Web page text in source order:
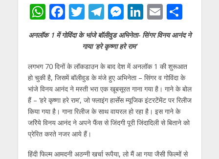
W
h
at
s
A
p
p
F
ac
e
b
o
o
k
T
w
itt
T
el
e
gr
a
m
M
e
ss
e
n
g
er
Li
n
k
e
dI
n
E
m
ai
l
S
h
ar
अनलॉक 1 में गोविंदा के भांजे बॉलीवुड अभिनेता- सिंगर विनय आनंद ने
गाया‘हरे कृष्‍णा हरे राम’
लगभग 70 दिनों के लॉकडाउन के बाद देश में अनलॉक 1 की शुरूआत
हो चुकी है, जिसमें बॉलीवुड के मंजे हुए अभिनेता – सिंगर व गोविंदा के
भांजे विनय आनंद ने मस्‍ती भरा एक खूबसूरत गाना गया है। गाने के बोल
हैं – ‘हरे कृष्‍णा हरे राम’, जो फ्लाइंग हार्सेस म्‍यूजिक इंटरटेंमेंट पर रिलीज
किया गया है। गाना रिलीज के साथ वायरल हो रहा है। इस गाने के
जरिेये विनय आनंद ने अपने फैंस से जिंदगी पूरी जिंदादिली से बिताने को
प्रेरित करते नजर आये हैं।
हिंदी फिल्‍म आमदनी अठन्‍नी खर्चा रूपैया, लो मैं आ गया जैसी फिल्‍मों से